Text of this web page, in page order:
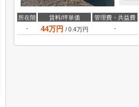
所在階 賃料/坪単価 管理費・共益費
-
44万円 /0.4万円 -